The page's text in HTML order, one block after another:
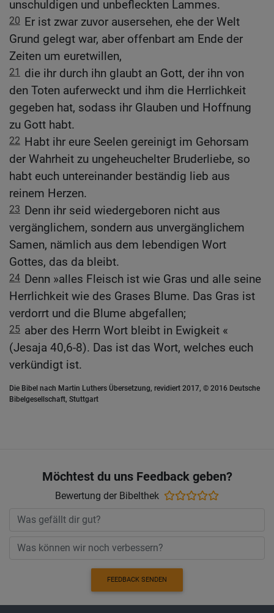
unschuldigen und unbefleckten Lammes.
20 Er ist zwar zuvor ausersehen, ehe der Welt
Grund gelegt war, aber offenbart am Ende der
Zeiten um euretwillen,
21
die ihr durch ihn glaubt an Gott, der ihn von
den Toten auferweckt und ihm die Herrlichkeit
gegeben hat, sodass ihr Glauben und Hoffnung
zu Gott habt.
22 Habt ihr eure Seelen gereinigt im Gehorsam
der Wahrheit zu ungeheuchelter Bruderliebe, so
habt euch untereinander beständig lieb aus
reinem Herzen.
23 Denn ihr seid wiedergeboren nicht aus
vergänglichem, sondern aus unvergänglichem
Samen, nämlich aus dem lebendigen Wort
Gottes, das da bleibt.
24 Denn »alles Fleisch ist wie Gras und alle seine
Herrlichkeit wie des Grases Blume. Das Gras ist
verdorrt und die Blume abgefallen;
25 aber des Herrn Wort bleibt in Ewigkeit «
(Jesaja 40,6-8). Das ist das Wort, welches euch
verkündigt ist.
Die Bibel nach Martin Luthers Übersetzung, revidiert 2017, © 2016 Deutsche
Bibelgesellschaft, Stuttgart
Möchtest du uns Feedback geben?
Bewertung der Bibelthek
FEEDBACK SENDEN